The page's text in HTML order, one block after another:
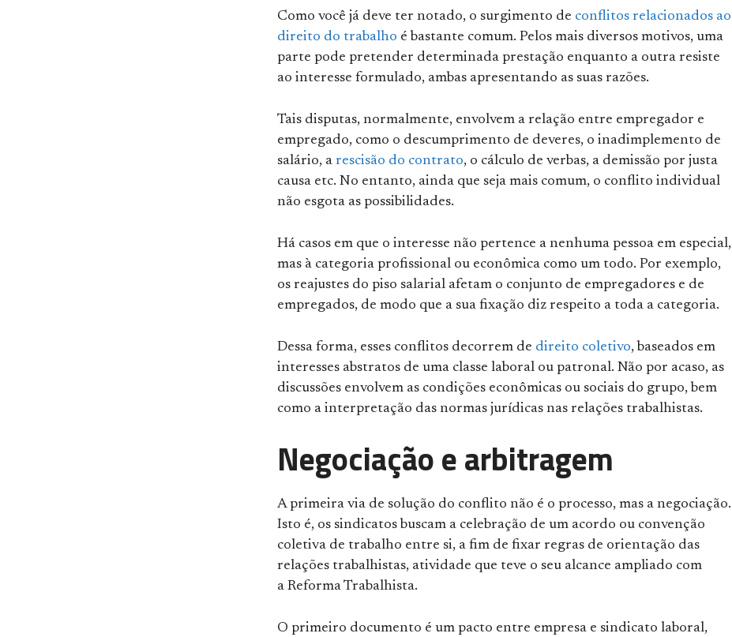
Como você já deve ter notado, o surgimento de conflitos relacionados ao
direito do trabalho é bastante comum. Pelos mais diversos motivos, uma
parte pode pretender determinada prestação enquanto a outra resiste
ao interesse formulado, ambas apresentando as suas razões.
Tais disputas, normalmente, envolvem a relação entre empregador e
empregado, como o descumprimento de deveres, o inadimplemento de
salário, a rescisão do contrato, o cálculo de verbas, a demissão por justa
causa etc. No entanto, ainda que seja mais comum, o conflito individual
não esgota as possibilidades.
Há casos em que o interesse não pertence a nenhuma pessoa em especial,
mas à categoria profissional ou econômica como um todo. Por exemplo,
os reajustes do piso salarial afetam o conjunto de empregadores e de
empregados, de modo que a sua fixação diz respeito a toda a categoria.
Dessa forma, esses conflitos decorrem de direito coletivo, baseados em
interesses abstratos de uma classe laboral ou patronal. Não por acaso, as
discussões envolvem as condições econômicas ou sociais do grupo, bem
como a interpretação das normas jurídicas nas relações trabalhistas.
Negociação e arbitragem
A primeira via de solução do conflito não é o processo, mas a negociação.
Isto é, os sindicatos buscam a celebração de um acordo ou convenção
coletiva de trabalho entre si, a fim de fixar regras de orientação das
relações trabalhistas, atividade que teve o seu alcance ampliado com
a Reforma Trabalhista.
O primeiro documento é um pacto entre empresa e sindicato laboral,